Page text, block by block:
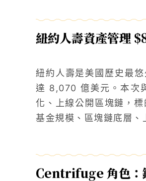
紐約人壽資產管理
紐約人壽是美國歷史最
達 8,070 億美元。本次
化、上線公開區塊鏈，
基金規模、區塊鏈底層、
Centrifuge 角色：